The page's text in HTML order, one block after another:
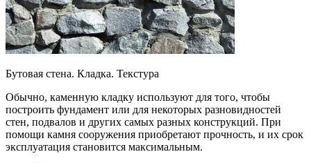
Бутовая стена. Кладка. Текстура
Обычно, каменную кладку используют для того, чтобы
построить фундамент или для некоторых разновидностей
стен, подвалов и других самых разных конструкций. При
помощи камня сооружения приобретают прочность, и их срок
эксплуатация становится максимальным.